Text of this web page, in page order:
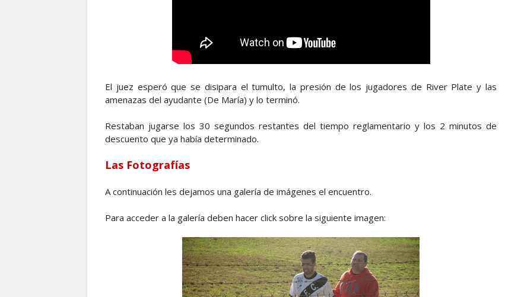
El juez esperó que se disipara el tumulto, la presión de los jugadores de River Plate y las
amenazas del ayudante (De María) y lo terminó.
Restaban jugarse los 30 segundos restantes del tiempo reglamentario y los 2 minutos de
descuento que ya había determinado.
Las Fotografías
A continuación les dejamos una galería de imágenes el encuentro.
Para acceder a la galería deben hacer click sobre la siguiente imagen: